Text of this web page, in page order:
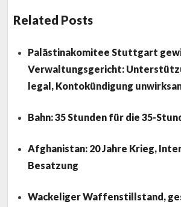
Related Posts
Palästinakomitee Stuttgart
Verwaltungsgericht:
legal, Kontokündigung
Bahn: 35 Stunden für die 35-
Afghanistan: 20 Jahre Krieg,
Besatzung
Wackeliger Waffenstillstand,